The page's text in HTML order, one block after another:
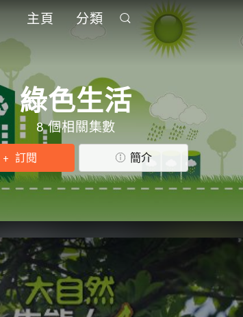
主頁 分類
綠色生活
8 個相關集數
訂閱 簡介